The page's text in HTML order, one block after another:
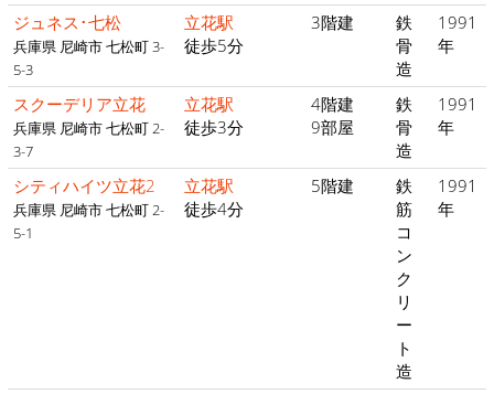
ジュネス･七松
兵庫県 尼崎市 七松町 3-
5-3
立花駅
徒歩5分
3階建
鉄
骨
造
1991
年
スクーデリア立花
兵庫県 尼崎市 七松町 2-
3-7
立花駅
徒歩3分
4階建
9部屋
鉄
骨
造
1991
年
シティハイツ立花2
兵庫県 尼崎市 七松町 2-
5-1
立花駅
徒歩4分
5階建
鉄
筋
コ
ン
ク
リ
ー
ト
造
1991
年